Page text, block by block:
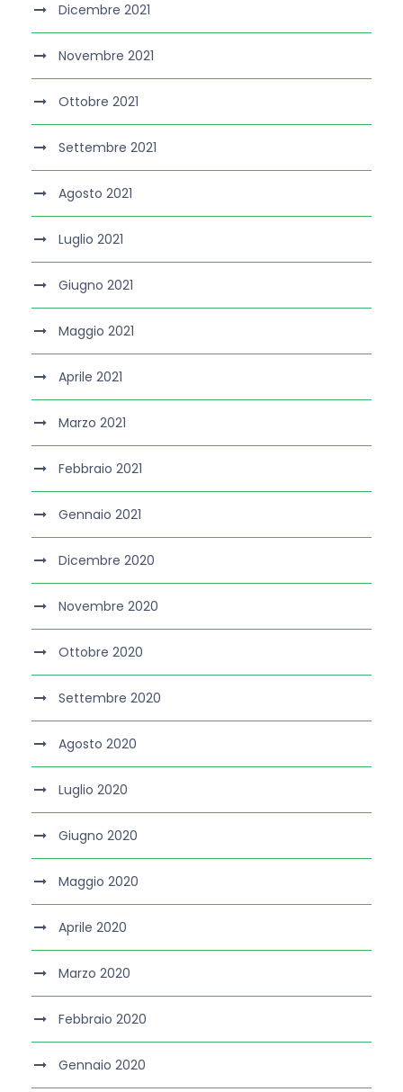
Dicembre 2021
Novembre 2021
Ottobre 2021
Settembre 2021
Agosto 2021
Luglio 2021
Giugno 2021
Maggio 2021
Aprile 2021
Marzo 2021
Febbraio 2021
Gennaio 2021
Dicembre 2020
Novembre 2020
Ottobre 2020
Settembre 2020
Agosto 2020
Luglio 2020
Giugno 2020
Maggio 2020
Aprile 2020
Marzo 2020
Febbraio 2020
Gennaio 2020